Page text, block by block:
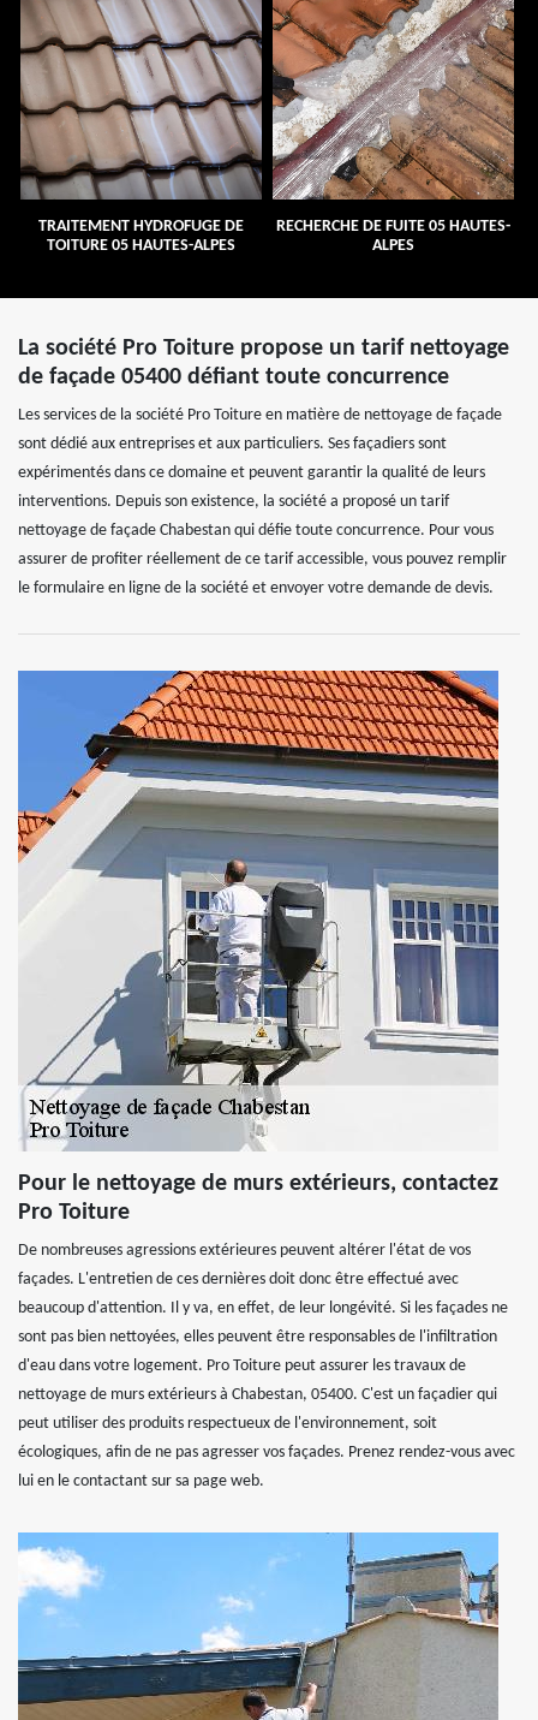
TRAITEMENT HYDROFUGE DE
TOITURE 05 HAUTES-ALPES
RECHERCHE DE FUITE 05 HAUTES-
ALPES
La société Pro Toiture propose un tarif nettoyage
de façade 05400 défiant toute concurrence
Les services de la société Pro Toiture en matière de nettoyage de façade
sont dédié aux entreprises et aux particuliers. Ses façadiers sont
expérimentés dans ce domaine et peuvent garantir la qualité de leurs
interventions. Depuis son existence, la société a proposé un tarif
nettoyage de façade Chabestan qui défie toute concurrence. Pour vous
assurer de profiter réellement de ce tarif accessible, vous pouvez remplir
le formulaire en ligne de la société et envoyer votre demande de devis.
Pour le nettoyage de murs extérieurs, contactez
Pro Toiture
De nombreuses agressions extérieures peuvent altérer l'état de vos
façades. L'entretien de ces dernières doit donc être effectué avec
beaucoup d'attention. Il y va, en effet, de leur longévité. Si les façades ne
sont pas bien nettoyées, elles peuvent être responsables de l'infiltration
d'eau dans votre logement. Pro Toiture peut assurer les travaux de
nettoyage de murs extérieurs à Chabestan, 05400. C'est un façadier qui
peut utiliser des produits respectueux de l'environnement, soit
écologiques, afin de ne pas agresser vos façades. Prenez rendez-vous avec
lui en le contactant sur sa page web.